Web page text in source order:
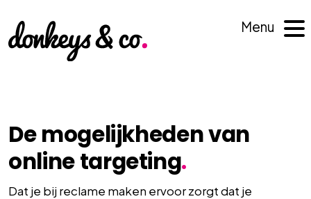
Menu
De mogelijkheden van
online targeting.
Dat je bij reclame maken ervoor zorgt dat je